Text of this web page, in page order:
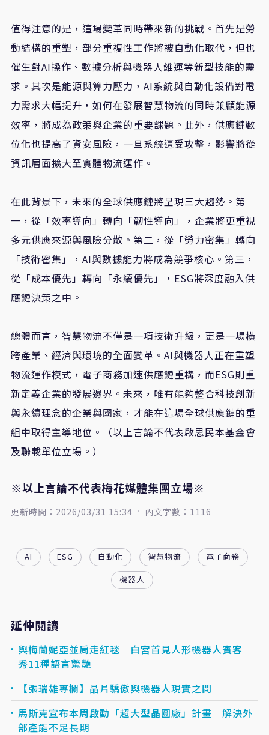
值得注意的是，這場變革同時帶來新的挑戰。首先是勞
動結構的重塑，部分重複性工作將被自動化取代，但也
催生對AI操作、數據分析與機器人維運等新型技能的需
求。其次是能源與算力壓力，AI系統與自動化設備對電
力需求大幅提升，如何在發展智慧物流的同時兼顧能源
效率，將成為政策與企業的重要課題。此外，供應鏈數
位化也提高了資安風險，一旦系統遭受攻擊，影響將從
資訊層面擴大至實體物流運作。
在此背景下，未來的全球供應鏈將呈現三大趨勢。第
一，從「效率導向」轉向「韌性導向」，企業將更重視
多元供應來源與風險分散。第二，從「勞力密集」轉向
「技術密集」，AI與數據能力將成為競爭核心。第三，
從「成本優先」轉向「永續優先」，ESG將深度融入供
應鏈決策之中。
總體而言，智慧物流不僅是一項技術升級，更是一場橫
跨產業、經濟與環境的全面變革。AI與機器人正在重塑
物流運作模式，電子商務加速供應鏈重構，而ESG則重
新定義企業的發展邊界。未來，唯有能夠整合科技創新
與永續理念的企業與國家，才能在這場全球供應鏈的重
組中取得主導地位。（以上言論不代表啟思民本基金會
及聯載單位立場。）
※以上言論不代表梅花媒體集團立場※
更新時間：2026/03/31 15:34 內文字數：1116
AI ESG 自動化 智慧物流
電子商務
機器人
延伸閱讀
與梅蘭妮亞並肩走紅毯 白宮首見人形機器人賓客
秀11種語言驚艷
【張瑞雄專欄】晶片驕傲與機器人現實之間
馬斯克宣布本周啟動「超大型晶圓廠」計畫 解決外
部產能不足長期